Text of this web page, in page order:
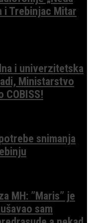
i Trebinjac Mitar
i univerzitetska
Ministarstvo
snimanja
MH: ”Maris” je
sam